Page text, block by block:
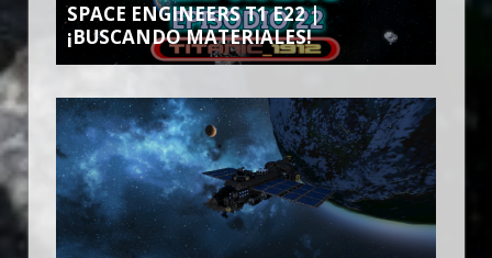
SPACE ENGINEERS T1 E22 |
¡BUSCANDO MATERIALES!